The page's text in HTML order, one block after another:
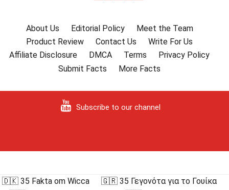
About Us Editorial Policy
Meet the Team
Product Review
Contact Us
Write For Us
Affiliate Disclosure
DMCA Terms
Privacy Policy
Submit Facts
More Facts
Subscribe to our channel
🇩🇰 35 Fakta om Wicca
🇬🇷 35 Γεγονότα για το Γουίκα